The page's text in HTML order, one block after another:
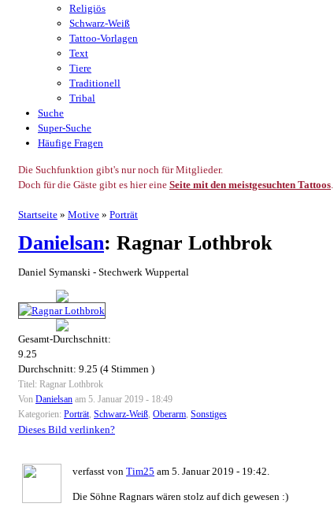
Religiös
Schwarz-Weiß
Tattoo-Vorlagen
Text
Tiere
Traditionell
Tribal
Suche
Super-Suche
Häufige Fragen
Die Suchfunktion gibt's nur noch für Mitglieder.
Doch für die Gäste gibt es hier eine Seite mit den meistgesuchten Tattoos.
Startseite » Motive » Porträt
Danielsan: Ragnar Lothbrok
Daniel Symanski - Stechwerk Wuppertal
Gesamt-Durchschnitt:
9.25
Durchschnitt: 9.25 (4 Stimmen )
Titel: Ragnar Lothbrok
Von Danielsan am 5. Januar 2019 - 18:49
Kategorien: Porträt, Schwarz-Weiß, Oberarm, Sonstiges
Dieses Bild verlinken?
verfasst von Tim25 am 5. Januar 2019 - 19:42.
Die Söhne Ragnars wären stolz auf dich gewesen :)